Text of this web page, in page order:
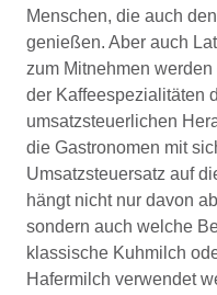
Menschen, die auch
genießen. Aber auch
zum Mitnehmen
der Kaffeespezialitäten
umsatzsteuerlichen
die Gastronomen mit
Umsatzsteuersatz auf
hängt nicht nur davon
sondern auch welche
klassische Kuhmilch
Hafermilch verwendet